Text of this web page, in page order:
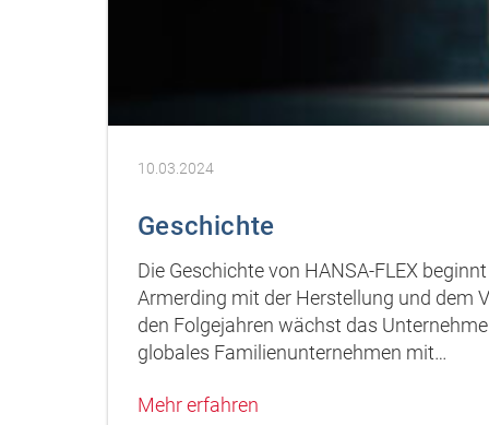
10.03.2024
Geschichte
Die Geschichte von HANSA‑FLEX
Armerding mit der Herstellung und dem
den Folgejahren wächst das
globales Familienunternehmen mit…
Mehr erfahren